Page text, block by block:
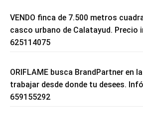
VENDO finca de 7.500 metros
casco urbano de Calatayud. Precio
625114075
ORIFLAME busca BrandPartner en
trabajar desde donde tu desees.
659155292